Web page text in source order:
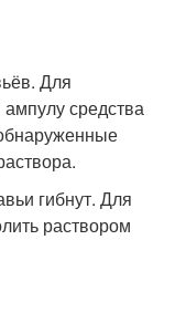
Для
средства
гибнут. Для
раствором